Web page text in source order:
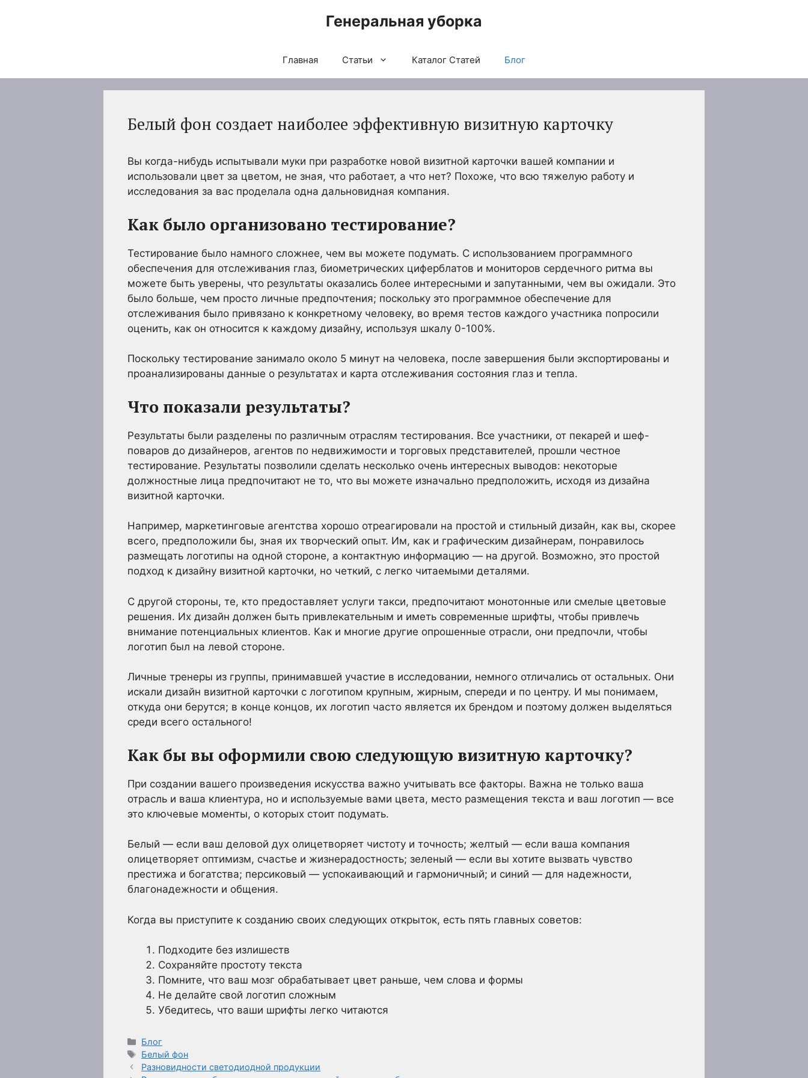
Генеральная уборка
Главная Статьи Каталог Статей Блог
Белый фон создает наиболее эффективную визитную карточку
Вы когда-нибудь испытывали муки при разработке новой визитной карточки вашей компании и
использовали цвет за цветом, не зная, что работает, а что нет? Похоже, что всю тяжелую работу и
исследования за вас проделала одна дальновидная компания.
Как было организовано тестирование?
Тестирование было намного сложнее, чем вы можете подумать. С использованием программного
обеспечения для отслеживания глаз, биометрических циферблатов и мониторов сердечного ритма вы
можете быть уверены, что результаты оказались более интересными и запутанными, чем вы ожидали. Это
было больше, чем просто личные предпочтения; поскольку это программное обеспечение для
отслеживания было привязано к конкретному человеку, во время тестов каждого участника попросили
оценить, как он относится к каждому дизайну, используя шкалу 0-100%.
Поскольку тестирование занимало около 5 минут на человека, после завершения были экспортированы и
проанализированы данные о результатах и карта отслеживания состояния глаз и тепла.
Что показали результаты?
Результаты были разделены по различным отраслям тестирования. Все участники, от пекарей и шеф-
поваров до дизайнеров, агентов по недвижимости и торговых представителей, прошли честное
тестирование. Результаты позволили сделать несколько очень интересных выводов: некоторые
должностные лица предпочитают не то, что вы можете изначально предположить, исходя из дизайна
визитной карточки.
Например, маркетинговые агентства хорошо отреагировали на простой и стильный дизайн, как вы, скорее
всего, предположили бы, зная их творческий опыт. Им, как и графическим дизайнерам, понравилось
размещать логотипы на одной стороне, а контактную информацию — на другой. Возможно, это простой
подход к дизайну визитной карточки, но четкий, с легко читаемыми деталями.
С другой стороны, те, кто предоставляет услуги такси, предпочитают монотонные или смелые цветовые
решения. Их дизайн должен быть привлекательным и иметь современные шрифты, чтобы привлечь
внимание потенциальных клиентов. Как и многие другие опрошенные отрасли, они предпочли, чтобы
логотип был на левой стороне.
Личные тренеры из группы, принимавшей участие в исследовании, немного отличались от остальных. Они
искали дизайн визитной карточки с логотипом крупным, жирным, спереди и по центру. И мы понимаем,
откуда они берутся; в конце концов, их логотип часто является их брендом и поэтому должен выделяться
среди всего остального!
Как бы вы оформили свою следующую визитную карточку?
При создании вашего произведения искусства важно учитывать все факторы. Важна не только ваша
отрасль и ваша клиентура, но и используемые вами цвета, место размещения текста и ваш логотип — все
это ключевые моменты, о которых стоит подумать.
Белый — если ваш деловой дух олицетворяет чистоту и точность; желтый — если ваша компания
олицетворяет оптимизм, счастье и жизнерадостность; зеленый — если вы хотите вызвать чувство
престижа и богатства; персиковый — успокаивающий и гармоничный; и синий — для надежности,
благонадежности и общения.
Когда вы приступите к созданию своих следующих открыток, есть пять главных советов:
Подходите без излишеств
Сохраняйте простоту текста
Помните, что ваш мозг обрабатывает цвет раньше, чем слова и формы
Не делайте свой логотип сложным
Убедитесь, что ваши шрифты легко читаются
Рубрики
Блог
Метки
Белый фон
Разновидности светодиодной продукции